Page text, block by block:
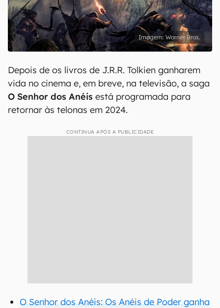
Warner Bros.
Depois de os livros de J.R.R. Tolkien ganharem
vida no cinema e, em breve, na televisão, a saga
O Senhor dos Anéis está programada para
retornar às telonas em 2024.
CONTINUA APÓS A PUBLICIDADE
O Senhor dos Anéis: Os Anéis de Poder ganha